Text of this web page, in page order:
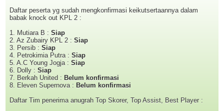
Daftar peserta yg sudah mengkonfirmasi keikutsertaannya dalam
babak knock out KPL 2 :
1. Mutiara B : Siap
2. Az Zubairy KPL 2 : Siap
3. Persib : Siap
4. Petrokimia Putra : Siap
5. A.C Young Jogja : Siap
6. Dolly : Siap
7. Berkah United : Belum konfirmasi
8. Eleven Supernova : Belum konfirmasi
Daftar Tim penerima anugrah Top Skorer, Top Assist, Best Player :